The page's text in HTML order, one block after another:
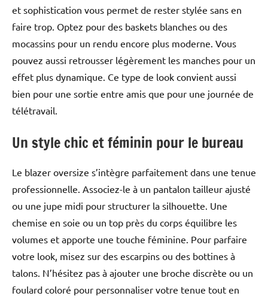
et sophistication vous permet de rester stylée sans en
faire trop. Optez pour des baskets blanches ou des
mocassins pour un rendu encore plus moderne. Vous
pouvez aussi retrousser légèrement les manches pour un
effet plus dynamique. Ce type de look convient aussi
bien pour une sortie entre amis que pour une journée de
télétravail.
Un style chic et féminin pour le bureau
Le blazer oversize s’intègre parfaitement dans une tenue
professionnelle. Associez-le à un pantalon tailleur ajusté
ou une jupe midi pour structurer la silhouette. Une
chemise en soie ou un top près du corps équilibre les
volumes et apporte une touche féminine. Pour parfaire
votre look, misez sur des escarpins ou des bottines à
talons. N’hésitez pas à ajouter une broche discrète ou un
foulard coloré pour personnaliser votre tenue tout en